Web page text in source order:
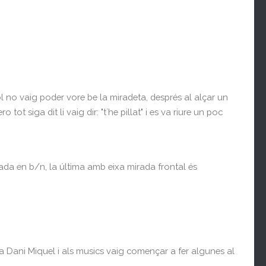
no vaig poder vore be la miradeta, després al alçar un
tot siga dit li vaig dir: "t´he pillat" i es va riure un poc
en b/n, la última amb eixa mirada frontal és
Miquel i als musics vaig començar a fer algunes al